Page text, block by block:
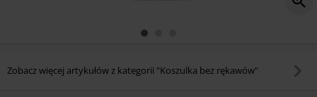
Zobacz więcej artykułów z kategorii "Koszulka bez rękawów"